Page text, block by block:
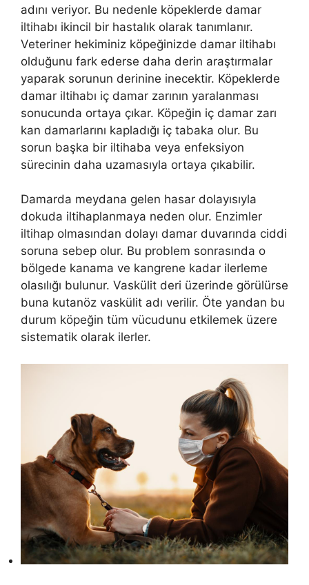
adını veriyor. Bu nedenle köpeklerde damar
iltihabı ikincil bir hastalık olarak tanımlanır.
Veteriner hekiminiz köpeğinizde damar iltihabı
olduğunu fark ederse daha derin araştırmalar
yaparak sorunun derinine inecektir. Köpeklerde
damar iltihabı iç damar zarının yaralanması
sonucunda ortaya çıkar. Köpeğin iç damar zarı
kan damarlarını kapladığı iç tabaka olur. Bu
sorun başka bir iltihaba veya enfeksiyon
sürecinin daha uzamasıyla ortaya çıkabilir.
Damarda meydana gelen hasar dolayısıyla
dokuda iltihaplanmaya neden olur. Enzimler
iltihap olmasından dolayı damar duvarında ciddi
soruna sebep olur. Bu problem sonrasında o
bölgede kanama ve kangrene kadar ilerleme
olasılığı bulunur. Vaskülit deri üzerinde görülürse
buna kutanöz vaskülit adı verilir. Öte yandan bu
durum köpeğin tüm vücudunu etkilemek üzere
sistematik olarak ilerler.